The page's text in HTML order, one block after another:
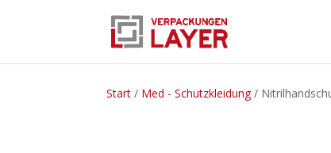
Start / Med - Schutzkleidung/